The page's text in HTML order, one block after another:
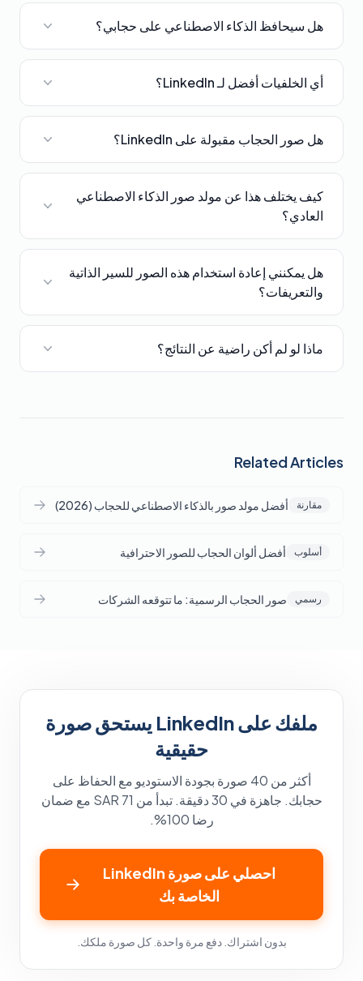
هل سيحافظ الذكاء الاصطناعي على حجابي؟
أي الخلفيات أفضل لـ LinkedIn؟
هل صور الحجاب مقبولة على LinkedIn؟
كيف يختلف هذا عن مولد صور الذكاء الاصطناعي
العادي؟
هل يمكنني إعادة استخدام هذه الصور للسير الذاتية
والتعريفات؟
ماذا لو لم أكن راضية عن النتائج؟
Related Articles
مقارنة أفضل مولد صور بالذكاء الاصطناعي للحجاب (2026)
أسلوب أفضل ألوان الحجاب للصور الاحترافية
رسمي صور الحجاب الرسمية: ما تتوقعه الشركات
ملفك على LinkedIn يستحق صورة
حقيقية
أكثر من 40 صورة بجودة الاستوديو مع الحفاظ على
حجابك. جاهزة في 30 دقيقة. تبدأ من SAR 71 مع ضمان
رضا 100%.
احصلي على صورة LinkedIn
الخاصة بك
بدون اشتراك. دفع مرة واحدة. كل صورة ملكك.